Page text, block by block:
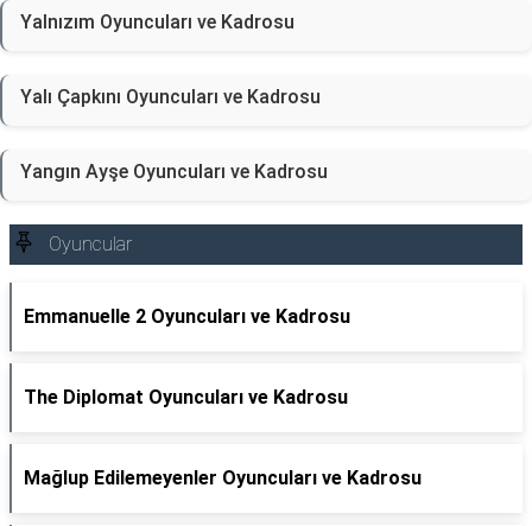
Yalnızım Oyuncuları ve Kadrosu
Yalı Çapkını Oyuncuları ve Kadrosu
Yangın Ayşe Oyuncuları ve Kadrosu
Oyuncular
Emmanuelle 2 Oyuncuları ve Kadrosu
The Diplomat Oyuncuları ve Kadrosu
Mağlup Edilemeyenler Oyuncuları ve Kadrosu